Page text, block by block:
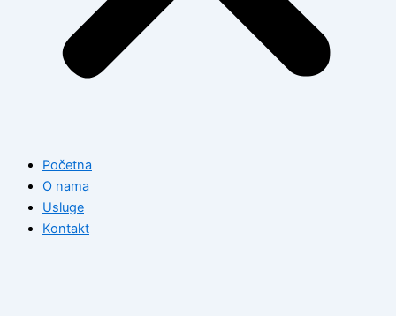
Početna
O nama
Usluge
Kontakt